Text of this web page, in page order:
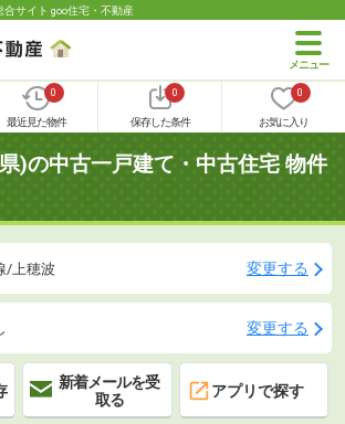
合サイト goo住宅・不動産
0
最近見た物件
0
保存した条件
0
お気に入り
)の中古一戸建て・中古住宅 物件
/上穂波 変更する
変更する
新着メールを受
取る
アプリで探す